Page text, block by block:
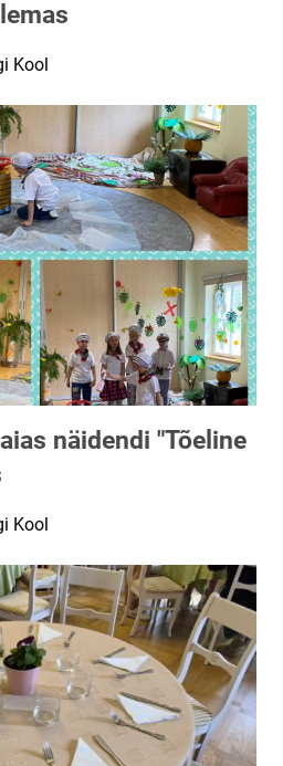
Kool
näidendi "Tõeline
Kool